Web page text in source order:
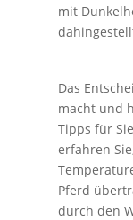
mit
Das
macht und
Tipps für
erfahren
Pferd
durch den